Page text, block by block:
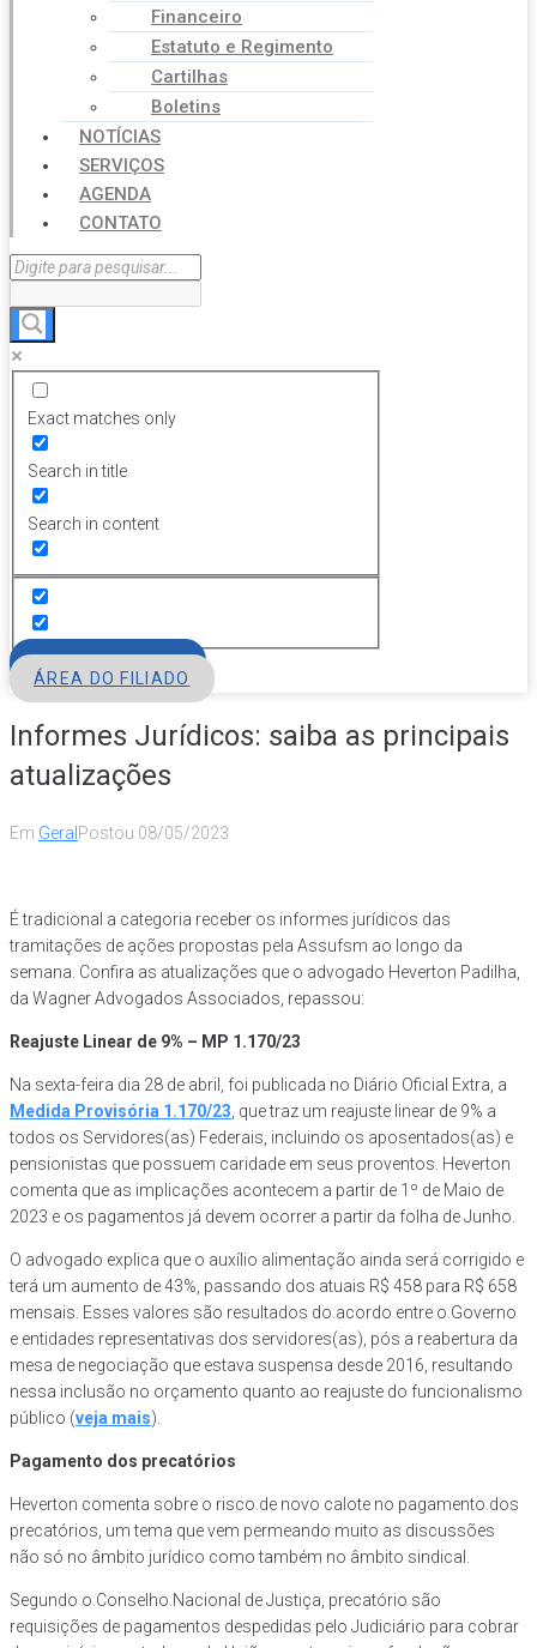
Financeiro
Estatuto e Regimento
Cartilhas
Boletins
NOTÍCIAS
SERVIÇOS
AGENDA
CONTATO
Exact matches only
Search in title
Search in content
ÁREA DO FILIADO
Informes Jurídicos: saiba as principais
atualizações
Em Geral Postou 08/05/2023
É tradicional a categoria receber os informes jurídicos das
tramitações de ações propostas pela Assufsm ao longo da
semana. Confira as atualizações que o advogado Heverton Padilha,
da Wagner Advogados Associados, repassou:
Reajuste Linear de 9% – MP 1.170/23
Na sexta-feira dia 28 de abril, foi publicada no Diário Oficial Extra, a
Medida Provisória 1.170/23 , que traz um reajuste linear de 9% a
todos os Servidores(as) Federais, incluindo os aposentados(as) e
pensionistas que possuem caridade em seus proventos. Heverton
comenta que as implicações acontecem a partir de 1º de Maio de
2023 e os pagamentos já devem ocorrer a partir da folha de Junho.
O advogado explica que o auxílio alimentação ainda será corrigido e
terá um aumento de 43%, passando dos atuais R$ 458 para R$ 658
mensais. Esses valores são resultados do acordo entre o Governo
e entidades representativas dos servidores(as), pós a reabertura da
mesa de negociação que estava suspensa desde 2016, resultando
nessa inclusão no orçamento quanto ao reajuste do funcionalismo
público (veja mais).
Pagamento dos precatórios
Heverton comenta sobre o risco de novo calote no pagamento dos
precatórios, um tema que vem permeando muito as discussões
não só no âmbito jurídico como também no âmbito sindical.
Segundo o Conselho Nacional de Justiça, precatório são
requisições de pagamentos despedidas pelo Judiciário para cobrar